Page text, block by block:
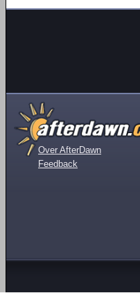
Over AfterDawn
Feedback